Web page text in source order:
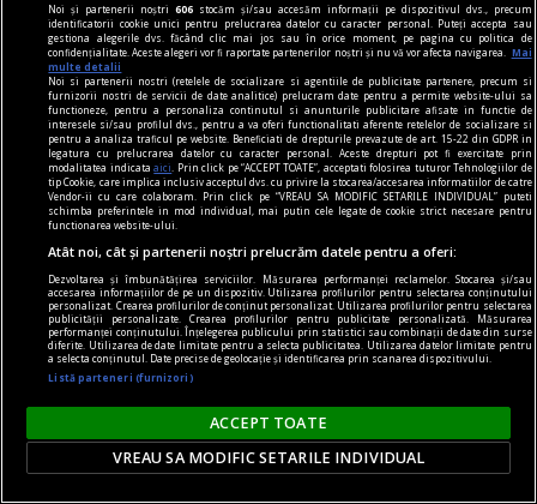
la răscruce de gînduri
Succesiunea
Nici Europa nu stă grozav înaintea unor alegeri
care pot să împingă în parlamentele europene
diferiți demagogi cu promisiuni maximale și
capacități mediocre.
Noi și partenerii noștri606 stocăm și/sau accesăm informații pe dispozitivul dvs., precum
identificatorii cookie unici pentru prelucrarea datelor cu caracter personal. Puteți accepta sau
gestiona alegerile dvs. făcând clic mai jos sau în orice moment, pe pagina cu politica de
confidențialitate. Aceste alegeri vor fi raportate partenerilor noștri și nu vă vor afecta navigarea.
Mai
multe detalii
Noi si partenerii nostri (retelele de socializare si agentiile de publicitate partenere, precum si
furnizorii nostri de servicii de date analitice) prelucram date pentru a permite website-ului sa
functioneze, pentru a personaliza continutul si anunturile publicitare afisate in functie de
interesele si/sau profilul dvs., pentru a va oferi functionalitati aferente retelelor de socializare si
pentru a analiza traficul pe website. Beneficiati de drepturile prevazute de art. 15-22 din GDPR in
legatura cu prelucrarea datelor cu caracter personal. Aceste drepturi pot fi exercitate prin
modalitatea indicataaici
. Prin click pe “ACCEPT TOATE”, acceptati folosirea tuturor Tehnologiilor de
tip Cookie, care implica inclusiv acceptul dvs. cu privire la stocarea/accesarea informatiilor de catre
Vendor-ii cu care colaboram. Prin click pe “VREAU SA MODIFIC SETARILE INDIVIDUAL” puteti
schimba preferintele in mod individual, mai putin cele legate de cookie strict necesare pentru
functionarea website-ului.
Atât noi, cât și partenerii noștri prelucrăm datele pentru a oferi:
Dezvoltarea și îmbunătățirea serviciilor. Măsurarea performanței reclamelor. Stocarea și/sau
accesarea informațiilor de pe un dispozitiv. Utilizarea profilurilor pentru selectarea conținutului
personalizat. Crearea profilurilor de conținut personalizat. Utilizarea profilurilor pentru selectarea
publicității personalizate. Crearea profilurilor pentru publicitate personalizată. Măsurarea
performanței conținutului. Înțelegerea publicului prin statistici sau combinații de date din surse
diferite. Utilizarea de date limitate pentru a selecta publicitatea. Utilizarea datelor limitate pentru
a selecta conținutul. Date precise de geolocație și identificarea prin scanarea dispozitivului.
Listă parteneri (furnizori)
ACCEPT TOATE
VREAU SA MODIFIC SETARILE INDIVIDUAL